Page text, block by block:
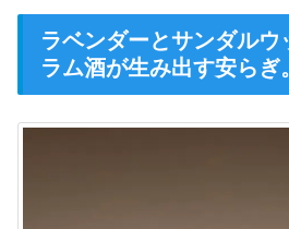
ラベンダーとサンダルウ
ラム酒が生み出す安らぎ。